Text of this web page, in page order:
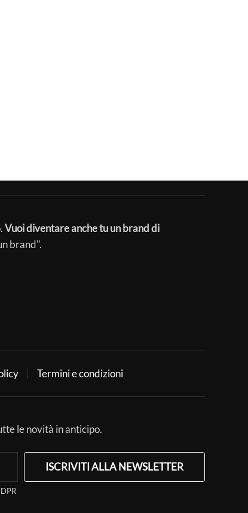
Vuoi diventare anche tu un brand di
brand".
Termini e condizioni
le novità in anticipo.
ISCRIVITI ALLA NEWSLETTER